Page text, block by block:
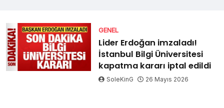
GENEL
Lider Erdoğan imzaladı!
İstanbul Bilgi Üniversitesi
kapatma kararı iptal edildi
SoleKinG 26 Mayıs 2026